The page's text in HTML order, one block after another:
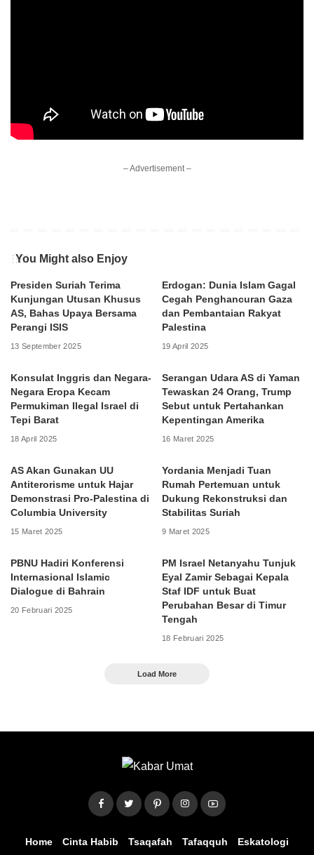
– Advertisement –
You Might also Enjoy
Presiden Suriah Terima
Kunjungan Utusan Khusus
AS, Bahas Upaya Bersama
Perangi ISIS
13 September 2025
Erdogan: Dunia Islam Gagal
Cegah Penghancuran Gaza
dan Pembantaian Rakyat
Palestina
19 April 2025
Konsulat Inggris dan Negara-
Negara Eropa Kecam
Permukiman Ilegal Israel di
Tepi Barat
18 April 2025
Serangan Udara AS di Yaman
Tewaskan 24 Orang, Trump
Sebut untuk Pertahankan
Kepentingan Amerika
16 Maret 2025
AS Akan Gunakan UU
Antiterorisme untuk Hajar
Demonstrasi Pro-Palestina di
Columbia University
15 Maret 2025
Yordania Menjadi Tuan
Rumah Pertemuan untuk
Dukung Rekonstruksi dan
Stabilitas Suriah
9 Maret 2025
PBNU Hadiri Konferensi
Internasional Islamic
Dialogue di Bahrain
20 Februari 2025
PM Israel Netanyahu Tunjuk
Eyal Zamir Sebagai Kepala
Staf IDF untuk Buat
Perubahan Besar di Timur
Tengah
18 Februari 2025
Load More
Home Cinta Habib Tsaqafah Tafaqquh Eskatologi